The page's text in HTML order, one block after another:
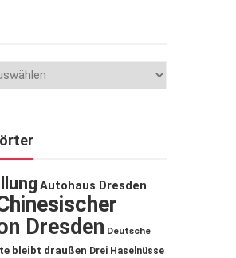
Autohaus Dresden
Dresden Deutsche
bleibt draußen Drei Haselnüsse